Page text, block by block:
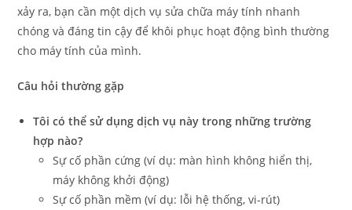
xảy ra, bạn cần một dịch vụ sửa chữa máy tính nhanh
chóng và đáng tin cậy để khôi phục hoạt động bình thường
cho máy tính của mình.
Câu hỏi thường gặp
Tôi có thể sử dụng dịch vụ này trong những trường
hợp nào?
Sự cố phần cứng (ví dụ: màn hình không hiển thị,
máy không khởi động)
Sự cố phần mềm (ví dụ: lỗi hệ thống, vi-rút)